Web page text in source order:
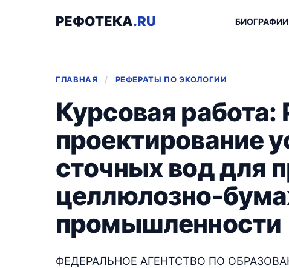
РЕФОТЕКА.RU БИОГРАФИИ
ГЛАВНАЯ / РЕФЕРАТЫ ПО ЭКОЛОГИИ
Курсовая работа:
проектирование
сточных вод для
целлюлозно-
промышленности
ФЕДЕРАЛЬНОЕ АГЕНТСТВО ПО